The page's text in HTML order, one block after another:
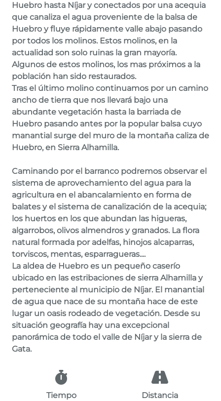
Huebro hasta Níjar y conectados por una acequia
que canaliza el agua proveniente de la balsa de
Huebro y fluye rápidamente valle abajo pasando
por todos los molinos. Estos molinos, en la
actualidad son solo ruinas la gran mayoría.
Algunos de estos molinos, los mas próximos a la
población han sido restaurados.
Tras el último molino continuamos por un camino
ancho de tierra que nos llevará bajo una
abundante vegetación hasta la barriada de
Huebro pasando antes por la popular balsa cuyo
manantial surge del muro de la montaña caliza de
Huebro, en Sierra Alhamilla.
Caminando por el barranco podremos observar el
sistema de aprovechamiento del agua para la
agricultura en el abancalamiento en forma de
balates y el sistema de canalización de la acequia;
los huertos en los que abundan las higueras,
algarrobos, olivos almendros y granados. La flora
natural formada por adelfas, hinojos alcaparras,
torviscos, mentas, esparragueras....
La aldea de Huebro es un pequeño caserío
ubicado en las estribaciones de sierra Alhamilla y
perteneciente al municipio de Níjar. El manantial
de agua que nace de su montaña hace de este
lugar un oasis rodeado de vegetación. Desde su
situación geografía hay una excepcional
panorámica de todo el valle de Níjar y la sierra de
Gata.
Tiempo
Distancia